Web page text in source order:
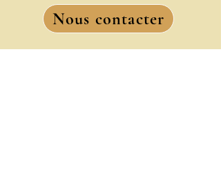
Nous contacter